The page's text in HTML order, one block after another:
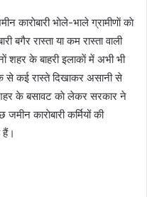
काराेबारी भाेले-भाले ग्रामीणाें काे
बगैर रास्ता या कम रास्ता वाली
शहर के बाहरी इलाकाें में अभी भी
से कई रास्ते दिखाकर असानी से
शहर के बसावट काे लेकर सरकार ने
काराेबारी कर्मियों की
हैं।